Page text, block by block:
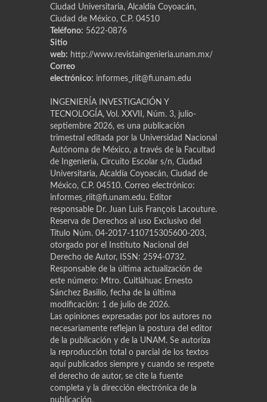
Ciudad Universitaria, Alcaldía Coyoacán,
Ciudad de México, C.P. 04510
Teléfono: 5622-0876
Sitio
web: http://www.revistaingenieria.unam.mx/
Correo
electrónico: informes_riit@fi.unam.edu
INGENIERÍA INVESTIGACIÓN Y
TECNOLOGÍA, Vol. XXVII, Núm. 3, julio-
septiembre 2026, es una publicación
trimestral editada por la Universidad Nacional
Autónoma de México, a través de la Facultad
de Ingeniería, Circuito Escolar s/n, Ciudad
Universitaria, Alcaldía Coyoacán, Ciudad de
México, C.P. 04510. Correo electrónico:
informes_riit@fi.unam.edu. Editor
responsable Dr. Juan Luis Franҫois Lacouture.
Reserva de Derechos al uso Exclusivo del
Título Núm. 04-2017-110715305600-203,
otorgado por el Instituto Nacional del
Derecho de Autor, ISSN: 2594-0732.
Responsable de la última actualización de
este número: Mtro. Cuitláhuac Ernesto
Sánchez Basilio, fecha de la última
modificación: 1 de julio de 2026.
Las opiniones expresadas por los autores no
necesariamente reflejan la postura del editor
de la publicación y de la UNAM. Se autoriza
la reproducción total o parcial de los textos
aquí publicados siempre y cuando se respete
el derecho de autor, se cite la fuente
completa y la dirección electrónica de la
publicación.